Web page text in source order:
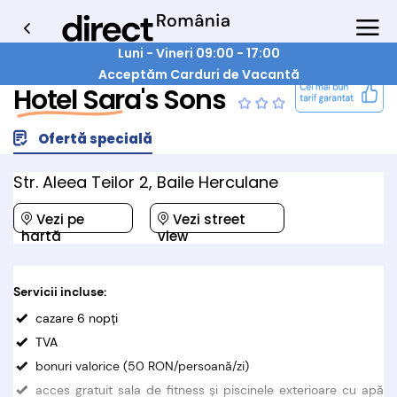
Luni - Vineri 09:00 - 17:00
Acceptăm Carduri de Vacantă
Hotel Sara's Sons
Ofertă specială
Str. Aleea Teilor 2, Baile Herculane
Vezi pe
hartă
Vezi street
view
Servicii incluse:
cazare 6 nopţi
TVA
bonuri valorice (50 RON/persoană/zi)
acces gratuit sala de fitness şi piscinele exterioare cu apă